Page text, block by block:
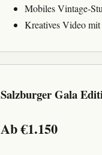
Mobiles Vintage-
Kreatives Video
Salzburger Gala
Ab €1.150